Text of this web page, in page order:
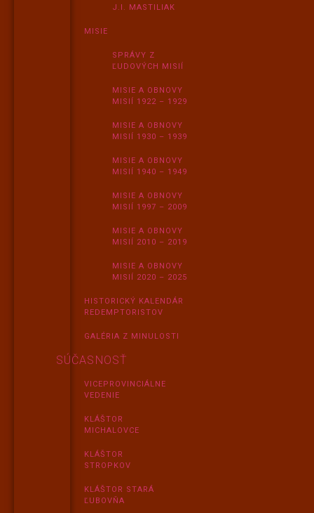
J.I. MASTILIAK
MISIE
SPRÁVY Z
ĽUDOVÝCH MISIÍ
MISIE A OBNOVY
MISIÍ 1922 – 1929
MISIE A OBNOVY
MISIÍ 1930 – 1939
MISIE A OBNOVY
MISIÍ 1940 – 1949
MISIE A OBNOVY
MISIÍ 1997 – 2009
MISIE A OBNOVY
MISIÍ 2010 – 2019
MISIE A OBNOVY
MISIÍ 2020 – 2025
HISTORICKÝ KALENDÁR
REDEMPTORISTOV
GALÉRIA Z MINULOSTI
SÚČASNOSŤ
VICEPROVINCIÁLNE
VEDENIE
KLÁŠTOR
MICHALOVCE
KLÁŠTOR
STROPKOV
KLÁŠTOR STARÁ
ĽUBOVŇA